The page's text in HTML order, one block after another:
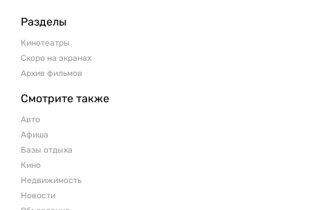
Разделы
Кинотеатры
Скоро на экранах
Архив фильмов
Смотрите также
Авто
Афиша
Базы отдыха
Кино
Недвижимость
Новости